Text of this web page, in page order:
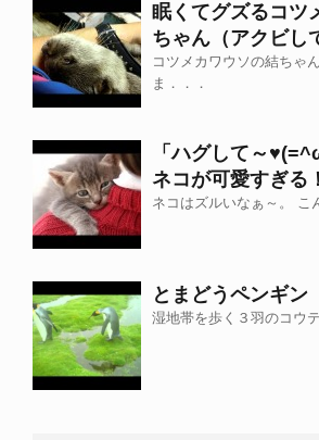
眠くてグズるコツ
ちゃん（アクビし
コツメカワウソの結ちゃ
ま．．．
「ハグして～
ネコが可愛すぎる！
ネコはズルいなぁ～。 こ
とまどうペンギン
湿地帯を歩く３羽のコウ